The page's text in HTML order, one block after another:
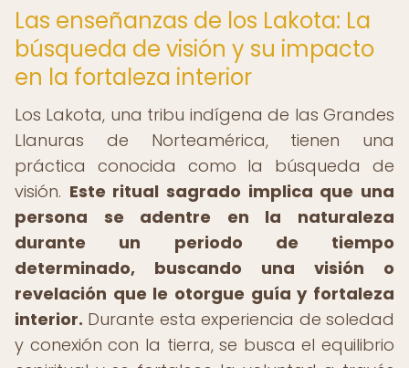
Las enseñanzas de los Lakota: La
búsqueda de visión y su impacto
en la fortaleza interior
Los Lakota, una tribu indígena de las Grandes
Llanuras de Norteamérica, tienen una
práctica conocida como la búsqueda de
visión. Este ritual sagrado implica que una
persona se adentre en la naturaleza
durante un periodo de tiempo
determinado, buscando una visión o
revelación que le otorgue guía y fortaleza
interior. Durante esta experiencia de soledad
y conexión con la tierra, se busca el equilibrio